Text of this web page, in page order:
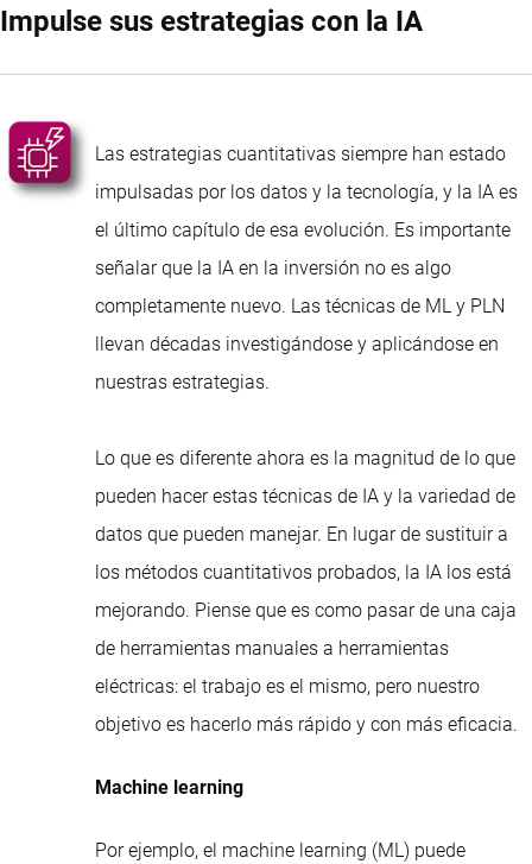
Impulse sus estrategias con la IA
Las estrategias cuantitativas siempre han estado
impulsadas por los datos y la tecnología, y la IA es
el último capítulo de esa evolución. Es importante
señalar que la IA en la inversión no es algo
completamente nuevo. Las técnicas de ML y PLN
llevan décadas investigándose y aplicándose en
nuestras estrategias.
Lo que es diferente ahora es la magnitud de lo que
pueden hacer estas técnicas de IA y la variedad de
datos que pueden manejar. En lugar de sustituir a
los métodos cuantitativos probados, la IA los está
mejorando. Piense que es como pasar de una caja
de herramientas manuales a herramientas
eléctricas: el trabajo es el mismo, pero nuestro
objetivo es hacerlo más rápido y con más eficacia.
Machine learning
Por ejemplo, el machine learning (ML) puede